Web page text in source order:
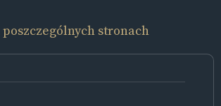
poszczególnych stronach